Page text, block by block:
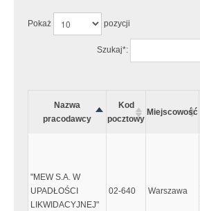
Pokaż pozycji
Szukaj*:
Nazwa
pracodawcy
Kod
pocztowy
Miejscowość
"MEW S.A. W
UPADŁOŚCI
LIKWIDACYJNEJ"
02-640 Warszawa